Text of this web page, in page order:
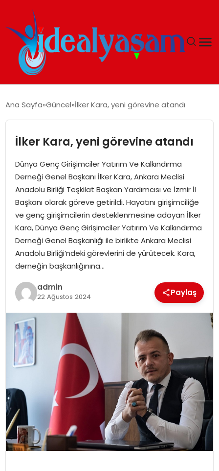
GÜNDEM
EKONOMI
İDEAL YAŞAM
İDEAL SPOR
YAŞAM
MAGAZIN
SOSYAL HABER
Ana Sayfa Güncel İlker Kara, yeni görevine atandı
İlker Kara, yeni görevine atandı
Dünya Genç Girişimciler Yatırım Ve Kalkındırma
Derneği Genel Başkanı İlker Kara, Ankara Meclisi
Anadolu Birliği Teşkilat Başkan Yardımcısı ve İzmir İl
Başkanı olarak göreve getirildi. Hayatını girişimciliğe
ve genç girişimcilerin desteklenmesine adayan İlker
Kara, Dünya Genç Girişimciler Yatırım Ve Kalkındırma
Derneği Genel Başkanlığı ile birlikte Ankara Meclisi
Anadolu Birliği’ndeki görevlerini de yürütecek. Kara,
derneğin başkanlığınına…
admin
22 Ağustos 2024 Paylaş